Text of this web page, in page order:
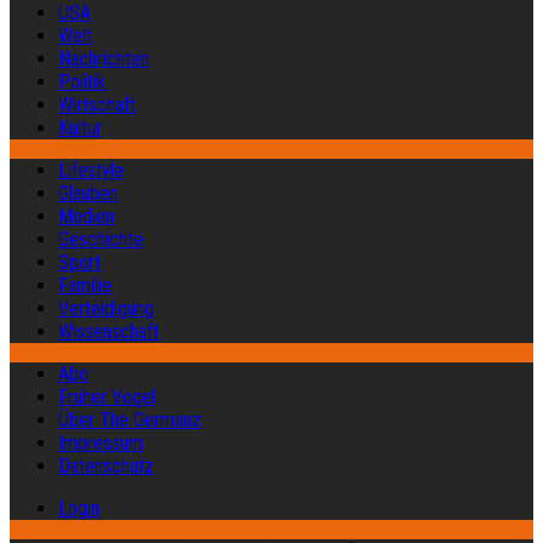
USA
Welt
Nachrichten
Politik
Wirtschaft
Kultur
Lifestyle
Glauben
Medien
Geschichte
Sport
Familie
Verteidigung
Wissenschaft
Abo
Früher Vogel
Über The Germanz
Impressum
Datenschutz
Login